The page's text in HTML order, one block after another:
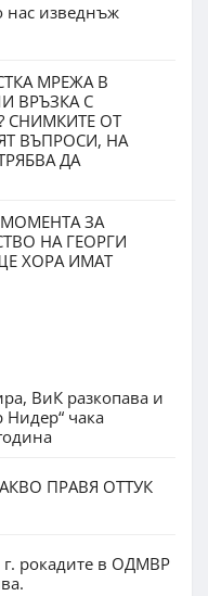
нас изведнъж
МРЕЖА В
ВРЪЗКА С
СНИМКИТЕ ОТ
ВЪПРОСИ, НА
ДА
ЗА
НА ГЕОРГИ
ХОРА ИМАТ
ВиК разкопава и
Нидер“ чака
ПРАВЯ ОТТУК
г. рокадите в ОДМВР